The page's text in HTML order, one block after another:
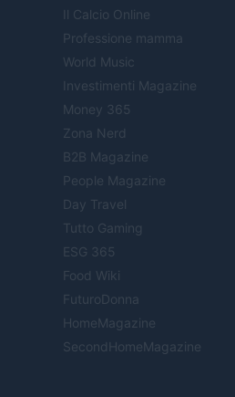
Il Calcio Online
Professione mamma
World Music
Investimenti Magazine
Money 365
Zona Nerd
B2B Magazine
People Magazine
Day Travel
Tutto Gaming
ESG 365
Food Wiki
FuturoDonna
HomeMagazine
SecondHomeMagazine